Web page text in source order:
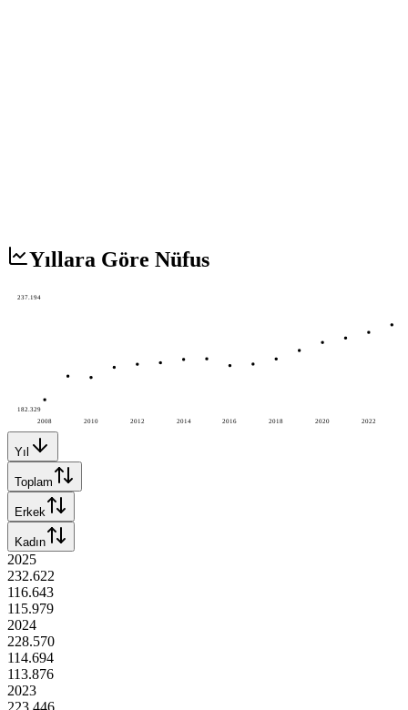
Yıllara Göre Nüfus
2008 2010 2012 2014 2016 2018 2020 2022
237.194
182.329
Yıl
Toplam
Erkek
Kadın
2025
232.622
116.643
115.979
2024
228.570
114.694
113.876
2023
223.446